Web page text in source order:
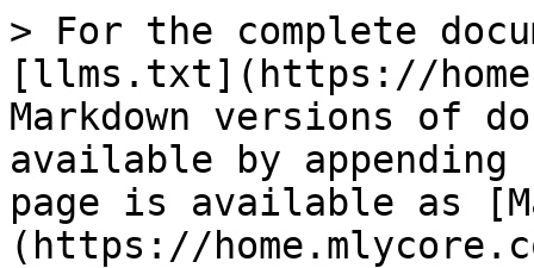
> For the complete
[llms.txt](https://
Markdown versions of
available by
page is available as
(https://